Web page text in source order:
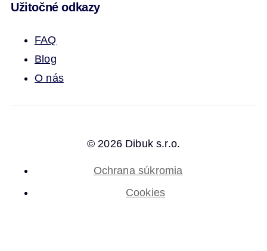
Užitočné odkazy
FAQ
Blog
O nás
© 2026 Dibuk s.r.o.
Ochrana súkromia
Cookies